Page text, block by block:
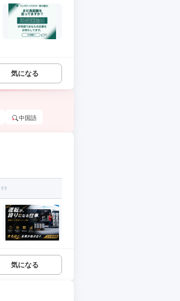
気になる
中国語
気になる